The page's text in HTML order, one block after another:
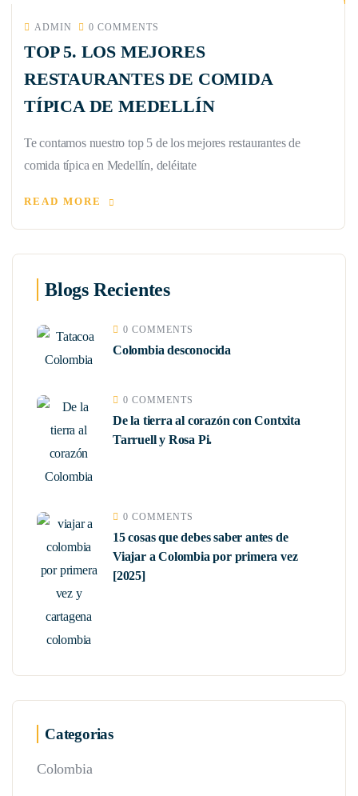
ADMIN 0 COMMENTS
TOP 5. LOS MEJORES
RESTAURANTES DE COMIDA
TÍPICA DE MEDELLÍN
Te contamos nuestro top 5 de los mejores restaurantes de
comida típica en Medellín, deléitate
READ MORE
Blogs Recientes
0 COMMENTS
Colombia desconocida
0 COMMENTS
De la tierra al corazón con Contxita
Tarruell y Rosa Pi.
0 COMMENTS
15 cosas que debes saber antes de
Viajar a Colombia por primera vez
[2025]
Categorias
Colombia